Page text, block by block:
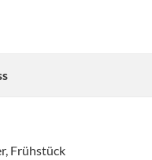
Frühstück